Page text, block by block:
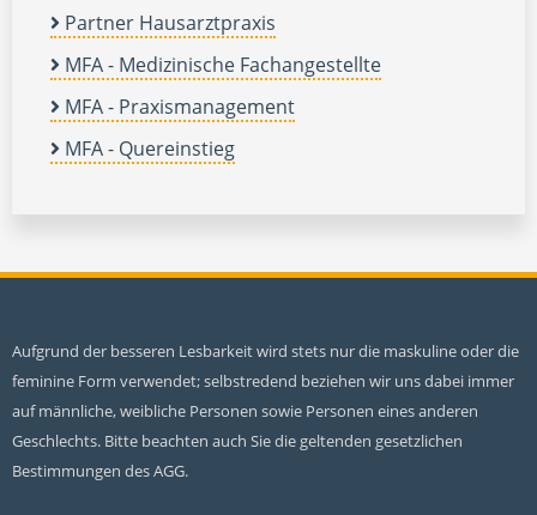
Partner Hausarztpraxis
MFA - Medizinische Fachangestellte
MFA - Praxismanagement
MFA - Quereinstieg
Aufgrund der besseren Lesbarkeit wird stets nur die maskuline oder die
feminine Form verwendet; selbstredend beziehen wir uns dabei immer
auf männliche, weibliche Personen sowie Personen eines anderen
Geschlechts. Bitte beachten auch Sie die geltenden gesetzlichen
Bestimmungen des AGG.